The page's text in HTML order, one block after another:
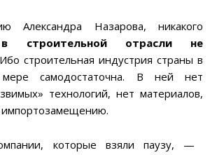
Александра Назарова, никакого
в строительной отрасли не
строительная индустрия страны в
мере самодостаточна. В ней нет
технологий, нет материалов,
импортозамещению.
которые взяли паузу, —